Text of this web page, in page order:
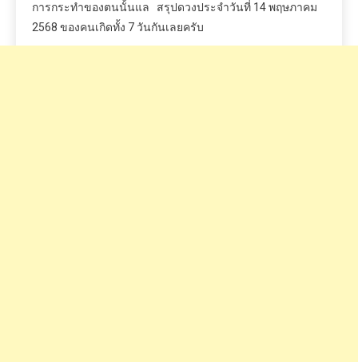
การกระทำของตนนั้นแล สรุปดวงประจำวันที่ 14 พฤษภาคม
2568 ของคนเกิดทั้ง 7 วันกันเลยครับ